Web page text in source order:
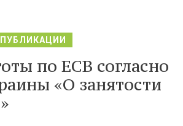
по ЕСВ согласно
«О занятости